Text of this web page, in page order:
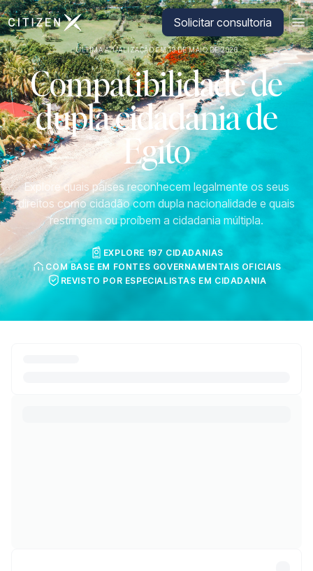
Ir para a página inicial da CitizenX Solicitar consultoria
ÚLTIMA ATUALIZAÇÃO EM 19 DE MAIO DE 2026
Compatibilidade de
dupla cidadania de
Egito
Explore quais países reconhecem legalmente os seus
direitos como cidadão com dupla nacionalidade e quais
restringem ou proíbem a cidadania múltipla.
EXPLORE 197 CIDADANIAS
COM BASE EM FONTES GOVERNAMENTAIS OFICIAIS
REVISTO POR ESPECIALISTAS EM CIDADANIA